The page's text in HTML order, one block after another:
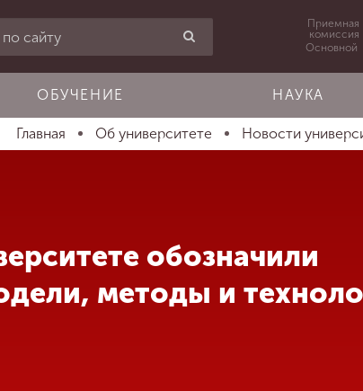
Приемная
комиссия
Основной
ОБУЧЕНИЕ НАУКА
Главная Об университете Новости
обозначили
методы и